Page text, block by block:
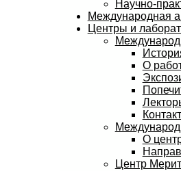
Научно-
Международная
Центры и
О
О
Центр